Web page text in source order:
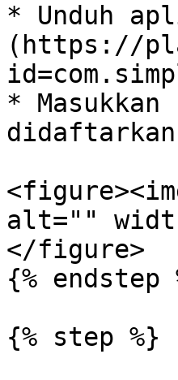
* Unduh
(https://
*
didaftarkan
alt=""
</figure>
{% endstep
{% step %}